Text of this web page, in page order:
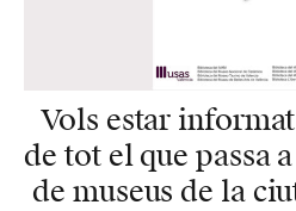
Vols estar
de tot el que passa
de museus de la